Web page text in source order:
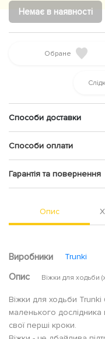
Немає в наявності
Обране
Способи доставки
Способи оплати
Гарантія та повернення
Опис
Виробники Trunki
Опис Віжки для ходьби
Віжки для ходьби
маленького дослідника
свої перші кроки.